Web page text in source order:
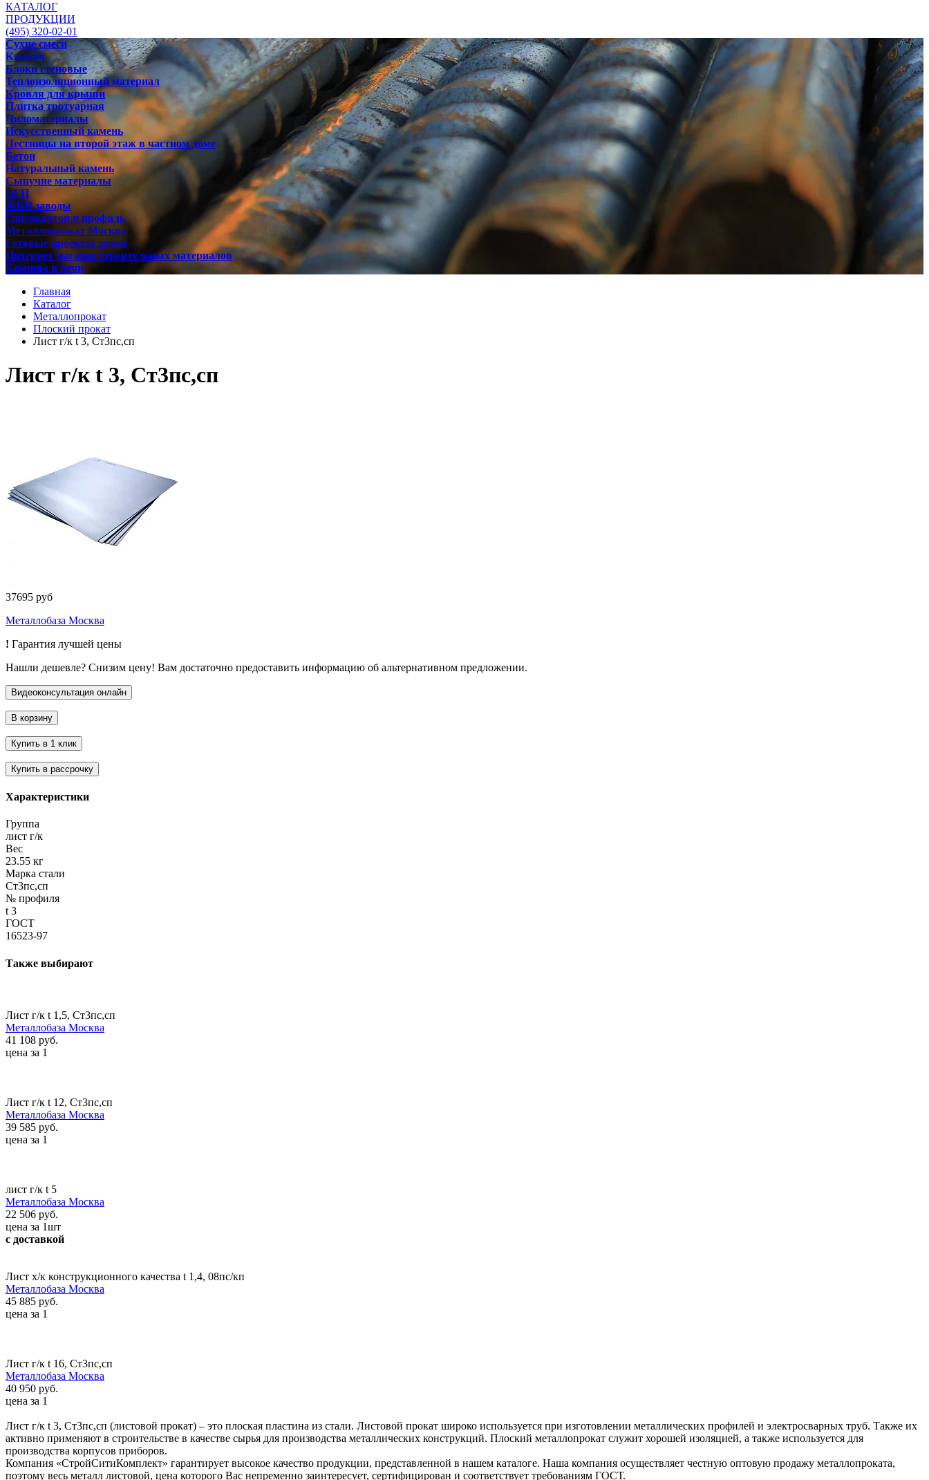
КАТАЛОГ
ПРОДУКЦИИ
(495) 320-02-01
Сухие смеси
Кирпич
Блоки стеновые
Теплоизоляционный материал
Кровля для крыши
Плитка тротуарная
Пиломатериалы
Искусственный камень
Лестницы на второй этаж в частном доме
Бетон
Натуральный камень
Сыпучие материалы
ПГП
ЖБИ заводы
Гипсокартон и профиль
Металлопрокат Москва
Готовые проекты домов
Интернет магазин строительных материалов
Камины и печи
Главная
Каталог
Металлопрокат
Плоский прокат
Лист г/к t 3, Ст3пс,сп
Лист г/к t 3, Ст3пс,сп
37695 руб
Металлобаза Москва
! Гарантия лучшей цены
Нашли дешевле? Снизим цену! Вам достаточно предоставить информацию об альтернативном предложении.
Характеристики
Группа
лист г/к
Вес
23.55 кг
Марка стали
Ст3пс,сп
№ профиля
t 3
ГОСТ
16523-97
Также выбирают
Лист г/к t 1,5, Ст3пс,сп
Металлобаза Москва
41 108 руб.
цена за 1
Лист г/к t 12, Ст3пс,сп
Металлобаза Москва
39 585 руб.
цена за 1
лист г/к t 5
Металлобаза Москва
22 506 руб.
цена за 1шт
с доставкой
Лист х/к конструкционного качества t 1,4, 08пс/кп
Металлобаза Москва
45 885 руб.
цена за 1
Лист г/к t 16, Ст3пс,сп
Металлобаза Москва
40 950 руб.
цена за 1
Лист г/к t 3, Ст3пс,сп (листовой прокат) – это плоская пластина из стали. Листовой прокат широко используется при изготовлении металлических профилей и электросварных труб. Также их
активно применяют в строительстве в качестве сырья для производства металлических конструкций. Плоский металлопрокат служит хорошей изоляцией, а также используется для
производства корпусов приборов.
Компания «СтройСитиКомплект» гарантирует высокое качество продукции, представленной в нашем каталоге. Наша компания осуществляет честную оптовую продажу металлопроката,
поэтому весь металл листовой, цена которого Вас непременно заинтересует, сертифицирован и соответствует требованиям ГОСТ.